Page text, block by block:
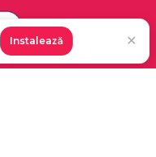
Instalează ✕